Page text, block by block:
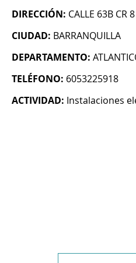
DIRECCIÓN: CALLE 63B CR
CIUDAD: BARRANQUILLA
DEPARTAMENTO:
TELÉFONO: 6053225918
ACTIVIDAD: Instalaciones